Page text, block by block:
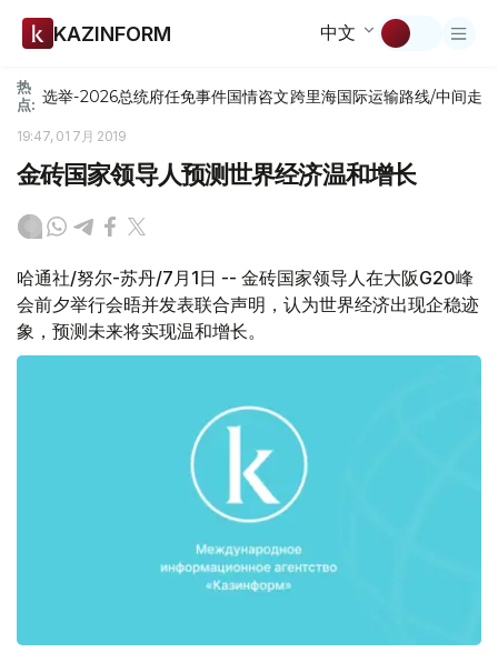
KAZINFORM 中文
热
点: 选举-2026总统府任免事件国情咨文跨里海国际运输路线/中间走廊
19:47, 01 7月 2019
金砖国家领导人预测世界经济温和增长
哈通社/努尔-苏丹/7月1日 -- 金砖国家领导人在大阪G20峰
会前夕举行会晤并发表联合声明，认为世界经济出现企稳迹
象，预测未来将实现温和增长。